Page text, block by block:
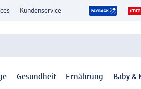
Kundenservice
Gesundheit Ernährung Baby &